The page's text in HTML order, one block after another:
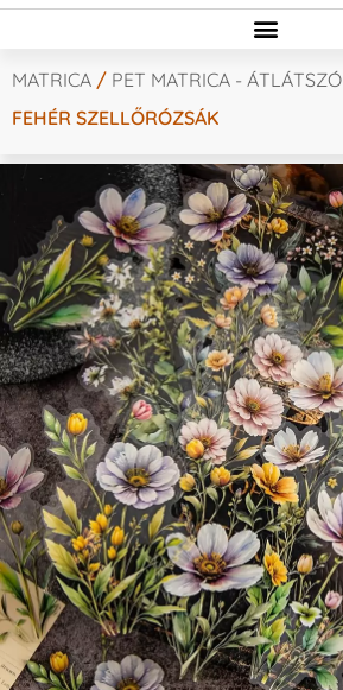
MATRICA / PET MATRICA - ÁTLÁTSZÓ
FEHÉR SZELLŐRÓZSÁK